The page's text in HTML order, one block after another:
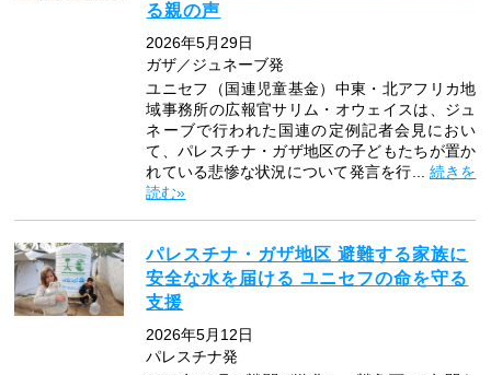
る親の声
2026年5月29日
ガザ／ジュネーブ発
ユニセフ（国連児童基金）中東・北アフリカ地
域事務所の広報官サリム・オウェイスは、ジュ
ネーブで行われた国連の定例記者会見におい
て、パレスチナ・ガザ地区の子どもたちが置か
れている悲惨な状況について発言を行... 続きを
読む»
パレスチナ・ガザ地区 避難する家族に
安全な水を届ける ユニセフの命を守る
支援
2026年5月12日
パレスチナ発